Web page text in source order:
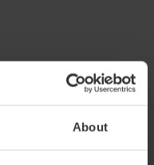
About